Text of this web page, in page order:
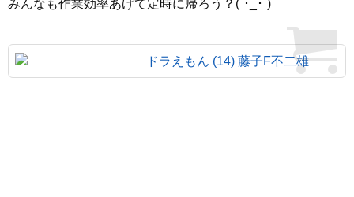
みんなも作業効率あげて定時に帰ろう？(´･_･`)
ドラえもん (14) 藤子F不二雄